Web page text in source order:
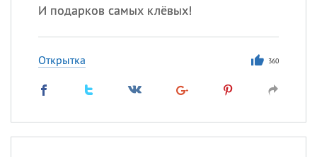
И подарков самых клёвых!
Открытка 360